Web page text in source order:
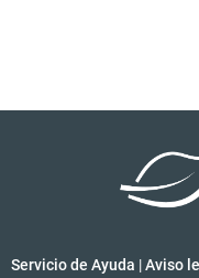
Servicio de Ayuda |Aviso